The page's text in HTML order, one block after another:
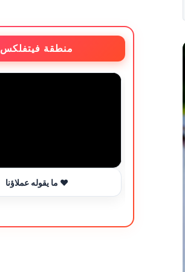
منطقة فيتفلكس
ما يقوله عملاؤنا ❤️